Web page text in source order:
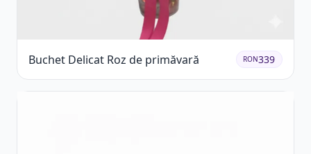
Buchet Delicat Roz de primăvară RON339